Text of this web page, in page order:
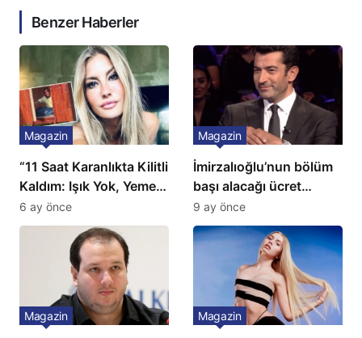
Benzer Haberler
“11 Saat Karanlıkta Kilitli
Kaldım: Işık Yok, Yemek
Yok, Tuvalet Yok!”
Çağla Şikel’den Şok
Magazin
6 ay önce
İmirzalıoğlu’nun bölüm
başı alacağı ücret
Türkiye’de bir ilk:
Gözünü 2 ilçeye dikti!
Magazin
9 ay önce
Magazin Magazin